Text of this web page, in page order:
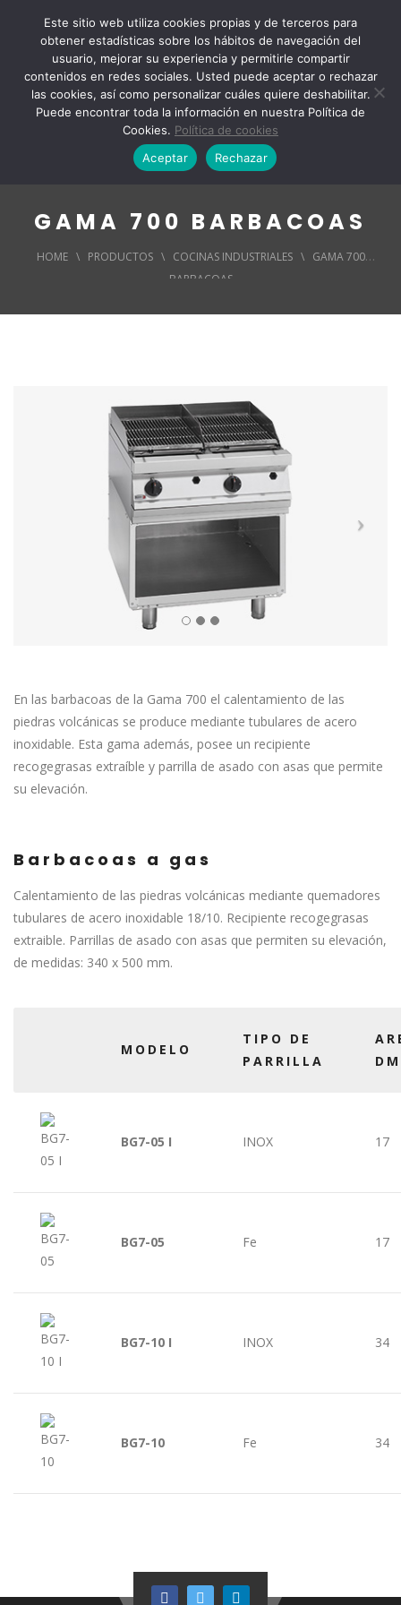
GAMA 700 BARBACOAS
HOME \ PRODUCTOS \ COCINAS INDUSTRIALES \
GAMA 700
BARBACOAS
En las barbacoas de la Gama 700 el calentamiento de las
piedras volcánicas se produce mediante tubulares de acero
inoxidable. Esta gama además, posee un recipiente
recogegrasas extraíble y parrilla de asado con asas que permite
su elevación.
Barbacoas a gas
Calentamiento de las piedras volcánicas mediante quemadores
tubulares de acero inoxidable 18/10. Recipiente recogegrasas
extraible. Parrillas de asado con asas que permiten su elevación,
de medidas: 340 x 500 mm.
MODELO
TIPO DE
PARRILLA
BG7-05 I INOX 17
BG7-05 Fe 17
BG7-10 I INOX 34
BG7-10 Fe 34
Este sitio web utiliza cookies propias y de terceros para
obtener estadísticas sobre los hábitos de navegación del
usuario, mejorar su experiencia y permitirle compartir
contenidos en redes sociales. Usted puede aceptar o rechazar
las cookies, así como personalizar cuáles quiere deshabilitar.
Puede encontrar toda la información en nuestra Política de
Cookies. Política de cookies
Aceptar
Rechazar